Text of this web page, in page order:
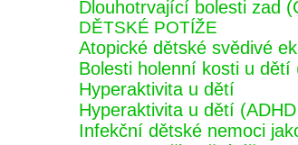
Dlouhotrvající bolesti zad
DĚTSKÉ POTÍŽE
Atopické dětské svědivé
Bolesti holenní kosti u
Hyperaktivita u dětí
Hyperaktivita u dětí
Infekční dětské nemoci